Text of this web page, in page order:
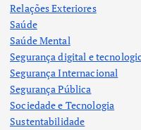
Relações Exteriores
Saúde
Saúde Mental
Segurança digital e
Segurança Internacional
Segurança Pública
Sociedade e Tecnologia
Sustentabilidade